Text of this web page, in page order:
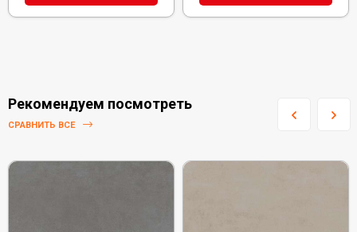
Рекомендуем посмотреть
СРАВНИТЬ ВСЕ